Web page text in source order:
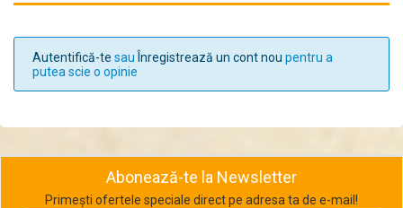
Autentifică-te sauÎnregistrează un cont nou pentru a
putea scie o opinie
Abonează-te la Newsletter
Primești ofertele speciale direct pe adresa ta de e-mail!